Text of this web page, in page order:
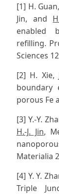
[1] H.
Jin, and
enabled
refilling.
Sciences
[2] H. Xie,
boundary
porous Fe
[3] Y.-Y.
H.-J. Jin,
Materialia
[4] Y. Y.
Triple